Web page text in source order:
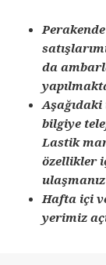
da
bilgiye
Lastik
özellikler
Hafta içi
yerimiz